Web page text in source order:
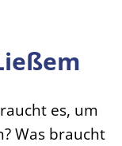
es, um
Was braucht